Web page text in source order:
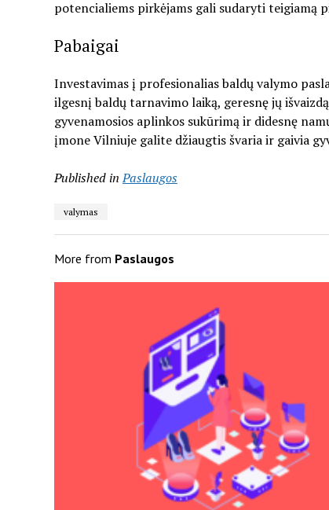
potencialiems pirkėjams gali sudaryti teigiamą
Pabaigai
Investavimas į profesionalias baldų valymo
ilgesnį baldų tarnavimo laiką, geresnę jų
gyvenamosios aplinkos sukūrimą ir didesnę
įmone Vilniuje galite džiaugtis švaria ir gaivia
Published in Paslaugos
valymas
More from Paslaugos